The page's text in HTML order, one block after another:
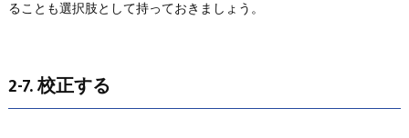
ることも選択肢として持っておきましょう。
2-7. 校正する